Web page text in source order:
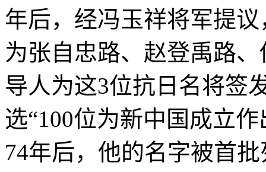
年后，经冯玉祥将军提
为张自忠路、赵登禹路
导人为这3位抗日名将签
选“100位为新中国成立
74年后，他的名字被首